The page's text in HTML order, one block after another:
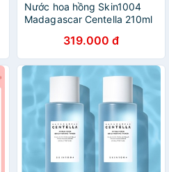
Nước hoa hồng Skin1004
Madagascar Centella 210ml
319.000 đ